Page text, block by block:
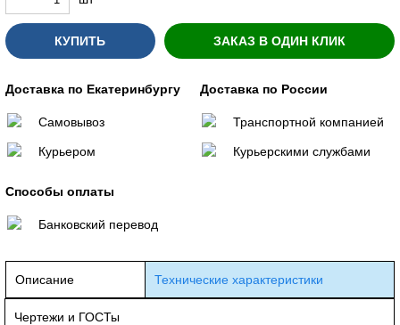
КУПИТЬ ЗАКАЗ В ОДИН КЛИК
Доставка по Екатеринбургу
Самовывоз
Курьером
Доставка по России
Транспортной компанией
Курьерскими службами
Способы оплаты
Банковский перевод
Описание Технические характеристики
Чертежи и ГОСТы